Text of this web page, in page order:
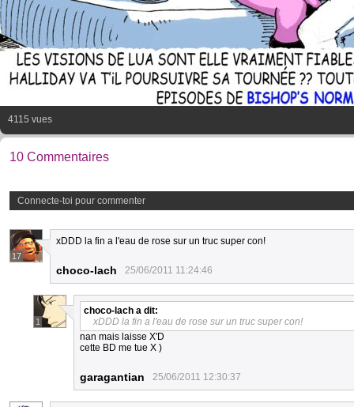
4115 vues
10 Commentaires
Connecte-toi pour commenter
17
xDDD la fin a l'eau de rose sur un truc super con!
choco-lach 25/06/2011 11:24:46
1
choco-lach a dit:
xDDD la fin a l'eau de rose sur un truc super con!
nan mais laisse X'D
cette BD me tue X )
garagantian 25/06/2011 12:30:37